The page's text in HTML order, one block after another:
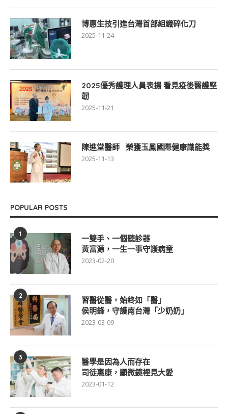
博惠生技引進台灣首部組織碎化刀
2025-11-24
2025優秀護理人員表揚 看見疫後醫護堅
韌
2025-11-21
陳進堂醫師 榮獲玉鳳國際健康識能獎
2025-11-13
POPULAR POSTS
1
一雙手、一個聽診器
黃富源，一生一事守護病童
2023-02-20
2
習醫從醫，始終如「醫」
侯明鋒，守護南台灣「少奶奶」
2023-03-09
3
醫學是因為人而存在
司徒惠康，顯微鏡裡見大愛
2023-01-12